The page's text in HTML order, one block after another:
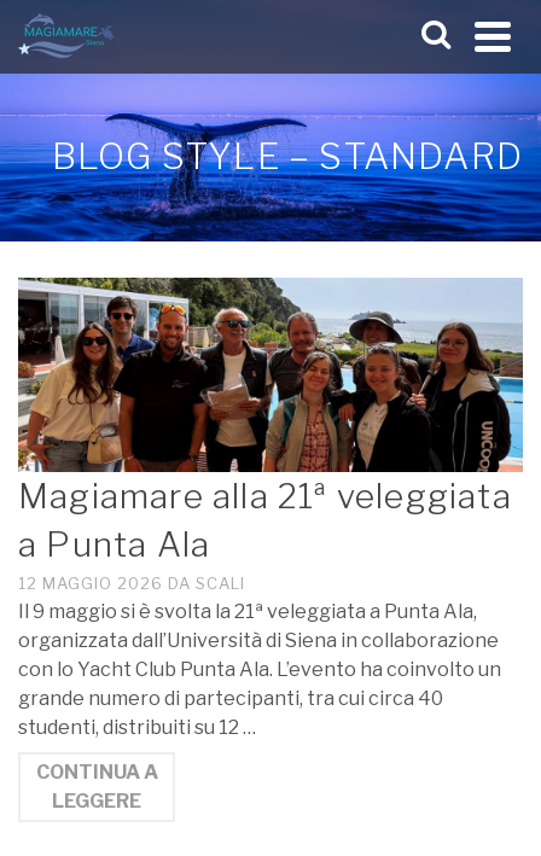
BLOG STYLE – STANDARD
Magiamare alla 21ª veleggiata
a Punta Ala
12 MAGGIO 2026 DA SCALI
Il 9 maggio si è svolta la 21ª veleggiata a Punta Ala,
organizzata dall’Università di Siena in collaborazione
con lo Yacht Club Punta Ala. L’evento ha coinvolto un
grande numero di partecipanti, tra cui circa 40
studenti, distribuiti su 12 …
CONTINUA A
LEGGERE